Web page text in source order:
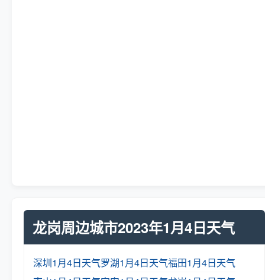
龙岗周边城市2023年1月4日天气
深圳1月4日天气罗湖1月4日天气福田1月4日天气